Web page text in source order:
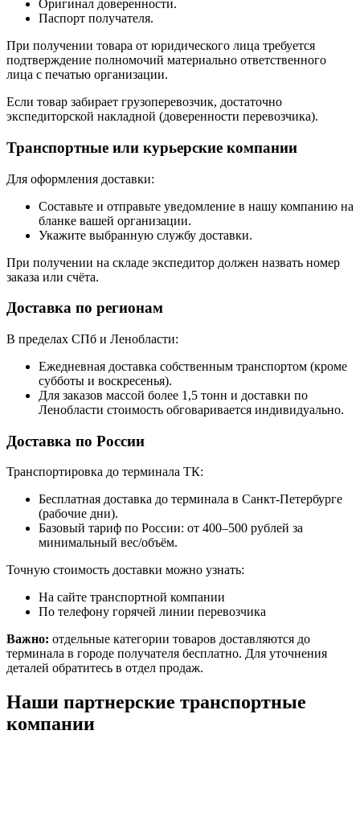
Оригинал доверенности.
Паспорт получателя.
При получении товара от юридического лица требуется
подтверждение полномочий материально ответственного
лица с печатью организации.
Если товар забирает грузоперевозчик, достаточно
экспедиторской накладной (доверенности перевозчика).
Транспортные или курьерские компании
Для оформления доставки:
Составьте и отправьте уведомление в нашу компанию на
бланке вашей организации.
Укажите выбранную службу доставки.
При получении на складе экспедитор должен назвать номер
заказа или счёта.
Доставка по регионам
В пределах СПб и Ленобласти:
Ежедневная доставка собственным транспортом (кроме
субботы и воскресенья).
Для заказов массой более 1,5 тонн и доставки по
Ленобласти стоимость обговаривается индивидуально.
Доставка по России
Транспортировка до терминала ТК:
Бесплатная доставка до терминала в Санкт-Петербурге
(рабочие дни).
Базовый тариф по России: от 400–500 рублей за
минимальный вес/объём.
Точную стоимость доставки можно узнать:
На сайте транспортной компании
По телефону горячей линии перевозчика
Важно: отдельные категории товаров доставляются до
терминала в городе получателя бесплатно. Для уточнения
деталей обратитесь в отдел продаж.
Наши партнерские транспортные
компании